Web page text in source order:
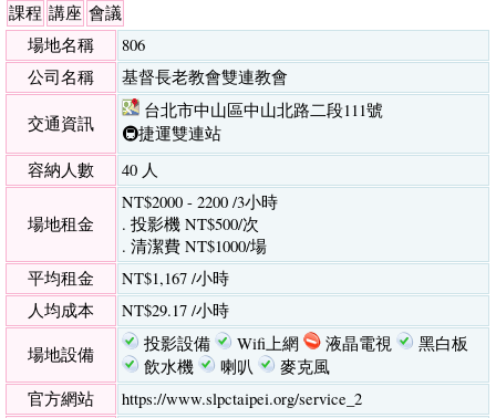
課程 講座 會議
場地名稱
806
公司名稱
基督長老教會雙連教會
交通資訊
台北市中山區中山北路二段111號
🚇捷運雙連站
容納人數
40 人
場地租金
NT$2000 - 2200 /3小時
. 投影機 NT$500/次
. 清潔費 NT$1000/場
平均租金
NT$1,167 /小時
人均成本
NT$29.17 /小時
場地設備
投影設備 Wifi上網 液晶電視
黑白板
飲水機
喇叭
麥克風
官方網站
https://www.slpctaipei.org/service_2